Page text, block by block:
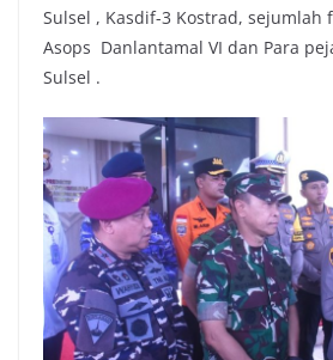
Sulsel , Kasdif-3 Kostrad, sejumlah
Asops Danlantamal VI dan Para
Sulsel .